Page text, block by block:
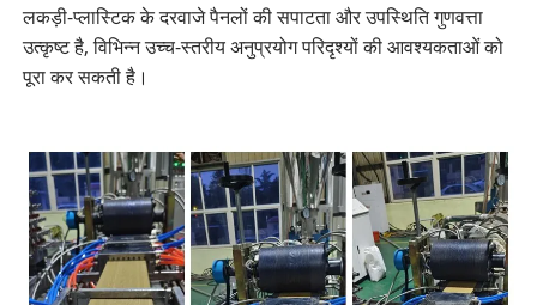
लकड़ी-प्लास्टिक के दरवाजे पैनलों की सपाटता और उपस्थिति गुणवत्ता
उत्कृष्ट है, विभिन्न उच्च-स्तरीय अनुप्रयोग परिदृश्यों की आवश्यकताओं को
पूरा कर सकती है।